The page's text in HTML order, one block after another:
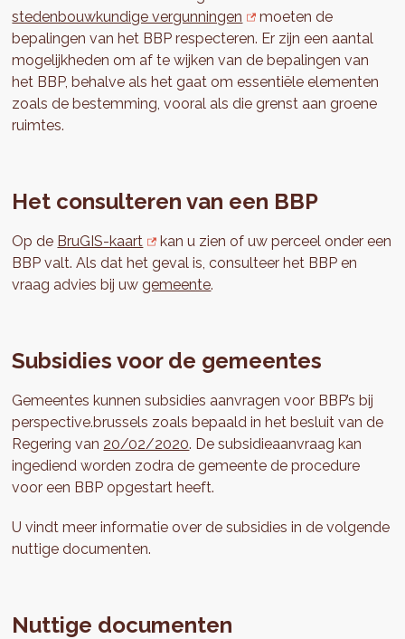
stedenbouwkundige vergunningen
moeten de
bepalingen van het BBP respecteren. Er zijn een aantal
mogelijkheden om af te wijken van de bepalingen van
het BBP, behalve als het gaat om essentiële elementen
zoals de bestemming, vooral als die grenst aan groene
ruimtes.
Het consulteren van een BBP
Op de BruGIS-kaart
kan u zien of uw perceel onder een
BBP valt. Als dat het geval is, consulteer het BBP en
vraag advies bij uwgemeente.
Subsidies voor de gemeentes
Gemeentes kunnen subsidies aanvragen voor BBP’s bij
perspective.brussels zoals bepaald in het besluit van de
Regering van 20/02/2020. De subsidieaanvraag kan
ingediend worden zodra de gemeente de procedure
voor een BBP opgestart heeft.
U vindt meer informatie over de subsidies in de volgende
nuttige documenten.
Nuttige documenten